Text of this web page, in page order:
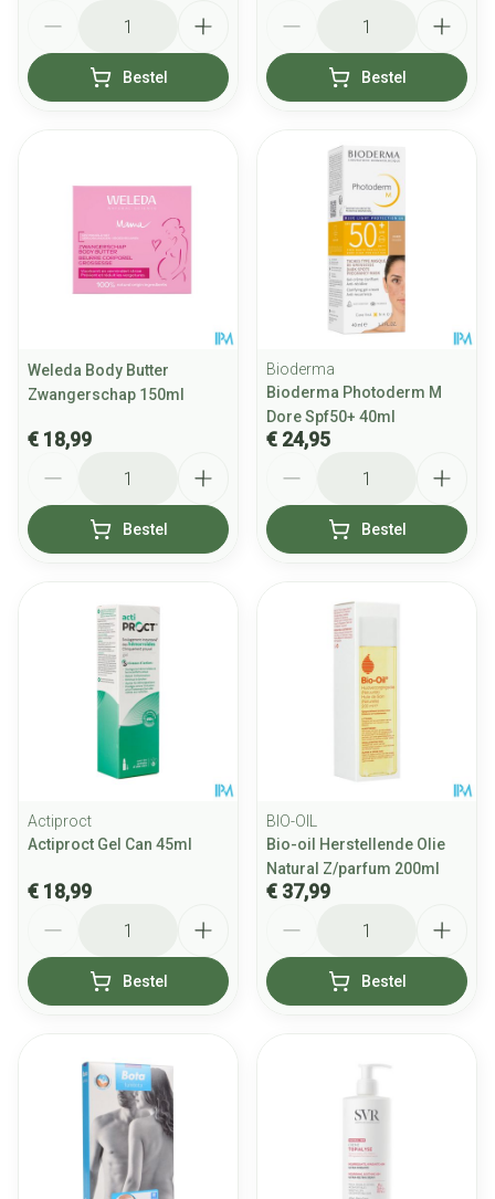
Bestel Bestel
Weleda Body Butter
Zwangerschap 150ml
€ 18,99
Bestel
Bioderma
Bioderma Photoderm M
Dore Spf50+ 40ml
€ 24,95
Bestel
Actiproct
Actiproct Gel Can 45ml
€ 18,99
Bestel
BIO-OIL
Bio-oil Herstellende Olie
Natural Z/parfum 200ml
€ 37,99
Bestel